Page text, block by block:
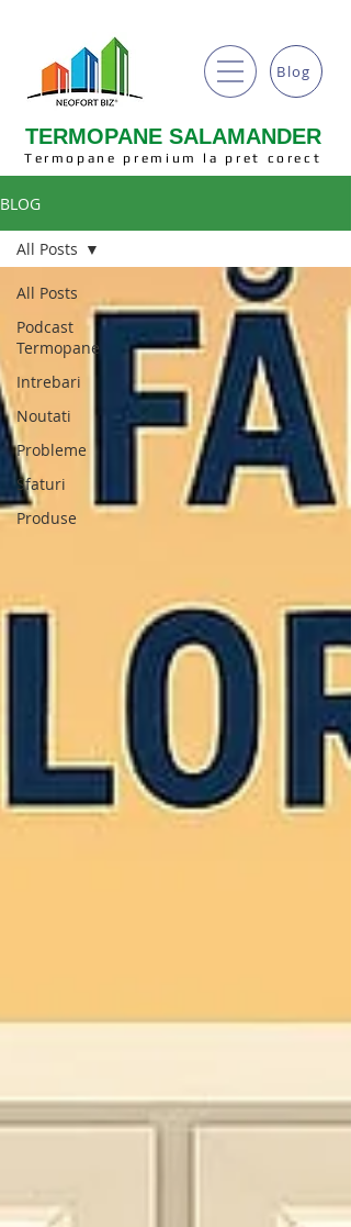
TERMOPANE SALAMANDER
Termopane premium la pret corect
Blog
BLOG
All Posts
Podcast
Termopane
Intrebari
Noutati
Probleme
Sfaturi
Produse
All Posts